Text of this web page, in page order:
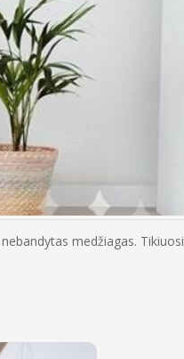
medžiagas.